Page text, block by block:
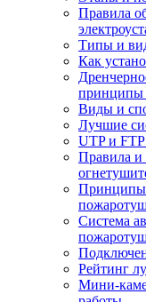
Правила
Типы и
Как
принципы
Виды и
Лучшие
UTP и FTP
Правила и
Принципы
Система
Рейтинг
Мини-